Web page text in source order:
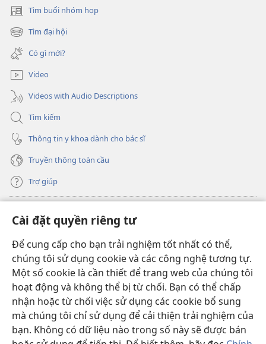
Cài đặt quyền riêng tư
Để cung cấp cho bạn trải nghiệm tốt nhất có thể,
chúng tôi sử dụng cookie và các công nghệ tương tự.
Một số cookie là cần thiết để trang web của chúng tôi
hoạt động và không thể bị từ chối. Bạn có thể chấp
nhận hoặc từ chối việc sử dụng các cookie bổ sung
mà chúng tôi chỉ sử dụng để cải thiện trải nghiệm của
bạn. Không có dữ liệu nào trong số này sẽ được bán
Tìm buổi nhóm họp
(mở
cửa
sổ
mới)
Tìm đại hội
(mở
cửa
sổ
mới)
Có gì mới?
Video
Videos with Audio Descriptions
Tìm kiếm
Thông tin y khoa dành cho bác sĩ
Truyền thông toàn cầu
Trợ giúp
(mở
cửa
sổ
mới)
THƯ VIỆN TRỰC TUYẾN Tháp Canh
(mở
cửa
sổ
mới)
JW Hub ®
(mở
cửa
sổ
mới)
JW Library
Thư viện Tháp Canh